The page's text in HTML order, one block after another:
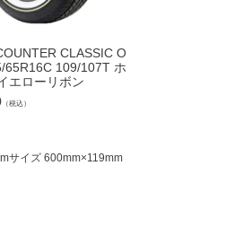
CLASSIC O
65R16C 109/107T ホ
エローリボン
（税込）
サイズ 600mm×119mm